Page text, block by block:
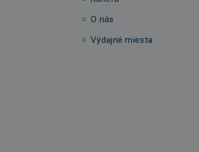
O nás
Výdajné miesta